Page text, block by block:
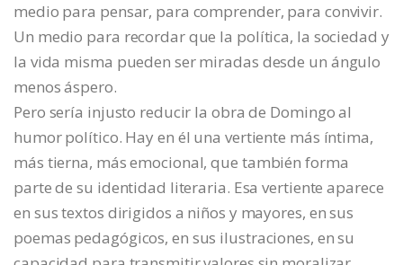
medio para pensar, para comprender, para convivir.
Un medio para recordar que la política, la sociedad y
la vida misma pueden ser miradas desde un ángulo
menos áspero.
Pero sería injusto reducir la obra de Domingo al
humor político. Hay en él una vertiente más íntima,
más tierna, más emocional, que también forma
parte de su identidad literaria. Esa vertiente aparece
en sus textos dirigidos a niños y mayores, en sus
poemas pedagógicos, en sus ilustraciones, en su